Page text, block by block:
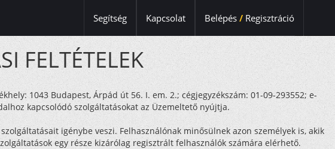
Segítség Kapcsolat Belépés /Regisztráció
FELTÉTELEK
1043 Budapest, Árpád út 56. I. em. 2.; cégjegyzékszám: 01-09-293552; e-
kapcsolódó szolgáltatásokat az Üzemeltető nyújtja.
igénybe veszi. Felhasználónak minősülnek azon személyek is, akik
egy része kizárólag regisztrált felhasználók számára elérhető.